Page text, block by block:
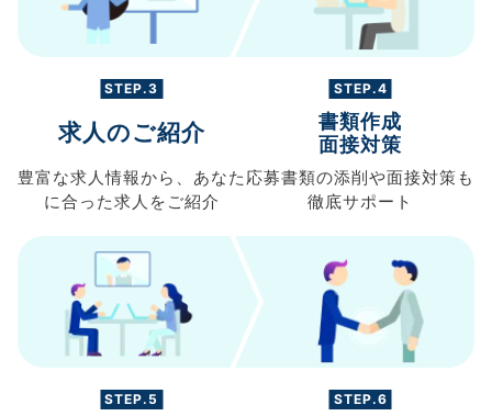
STEP.3
求人のご紹介
豊富な求人情報から、 あなた
に合った求人を ご紹介
STEP.4
書類作成
面接対策
応募書類の添削や面接対策も
徹底サポート
STEP.5 STEP.6